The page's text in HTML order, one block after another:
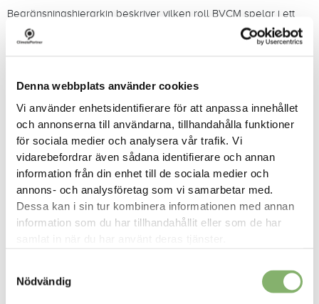
Denna webbplats använder cookies
Vi använder enhetsidentifierare för att anpassa innehållet
och annonserna till användarna, tillhandahålla funktioner
för sociala medier och analysera vår trafik. Vi
vidarebefordrar även sådana identifierare och annan
information från din enhet till de sociala medier och
annons- och analysföretag som vi samarbetar med.
Dessa kan i sin tur kombinera informationen med annan
information som du har tillhandahållit eller som de har
Nödvändig
Begränsningshierarkin beskriver vilken roll BVCM spelar i ett
företags strategi för klimatåtgärder. Enligt SBTi bör det vara en
primär prioritet för företag att sätta upp vetenskapligt baserade
att uppnå dessa mål.
SBTi rekommenderar vidare att företagen investerar i aktiviteter
för att minska utsläppen utanför sina värdekedjor. På kort sikt är
det viktigt att stödja klimatprojekt som undviker, minskar eller
tar bort utsläpp från atmosfären.REDD+är ett exempel på
undvikande projekt, medan reducerande projekt inkluderar
förbättrade spisar, rent dricksvatten och förnybar energi.
Avlägsnandeprojekt avlägsnar kol från atmosfären med hjälp
av teknik som direkt luftavskiljning (eller infångning) och lagring.
“Beyond value chain mitigation” exempel